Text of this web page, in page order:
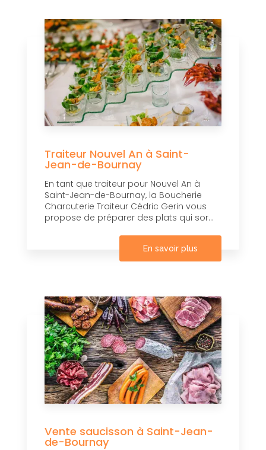
Traiteur Nouvel An à Saint-
Jean-de-Bournay
En tant que traiteur pour Nouvel An à
Saint-Jean-de-Bournay, la Boucherie
Charcuterie Traiteur Cédric Gerin vous
propose de préparer des plats qui sor...
En savoir plus
Vente saucisson à Saint-Jean-
de-Bournay